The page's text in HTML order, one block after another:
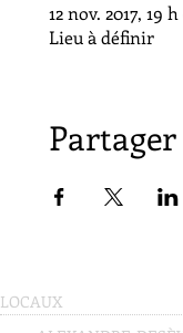
12 nov. 2017, 19
Lieu à définir
LOCAUX